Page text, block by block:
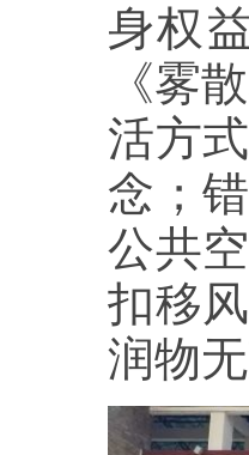
身权
《雾
活方
念；
公共
扣移
润物